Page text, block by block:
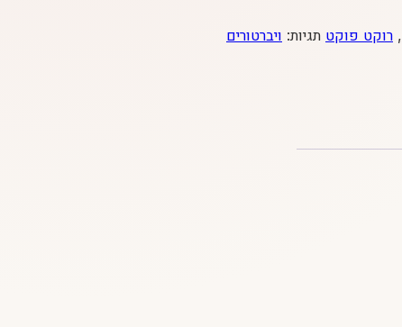
יקר
, רוקט פוקט תגיות: ויברטורים